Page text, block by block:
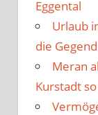
Eggental
Urlaub
die
Meran
Kurstadt